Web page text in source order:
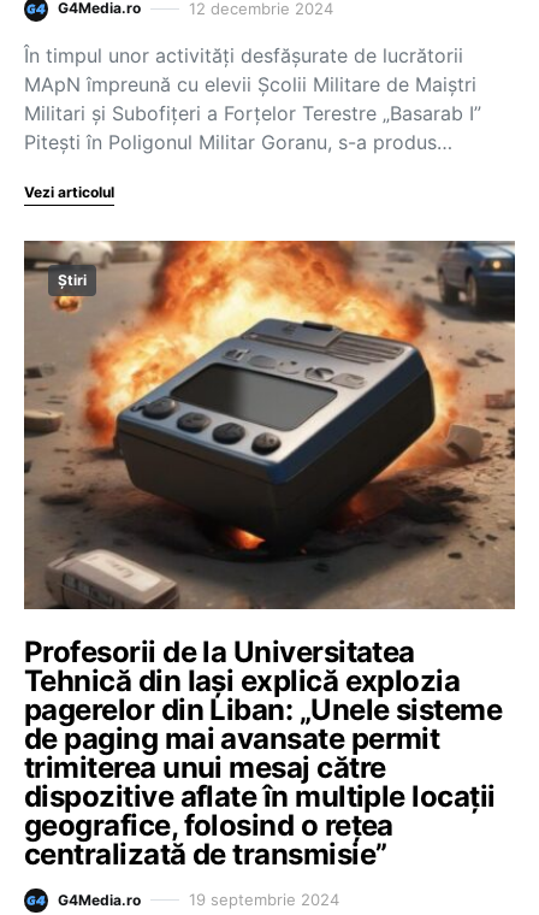
G4Media.ro 12 decembrie 2024
În timpul unor activități desfășurate de lucrătorii
MApN împreună cu elevii Școlii Militare de Maiștri
Militari și Subofițeri a Forțelor Terestre „Basarab I”
Pitești în Poligonul Militar Goranu, s-a produs…
Vezi articolul
Știri
Profesorii de la Universitatea
Tehnică din Iași explică explozia
pagerelor din Liban: „Unele sisteme
de paging mai avansate permit
trimiterea unui mesaj către
dispozitive aflate în multiple locații
geografice, folosind o rețea
centralizată de transmisie”
G4Media.ro 19 septembrie 2024